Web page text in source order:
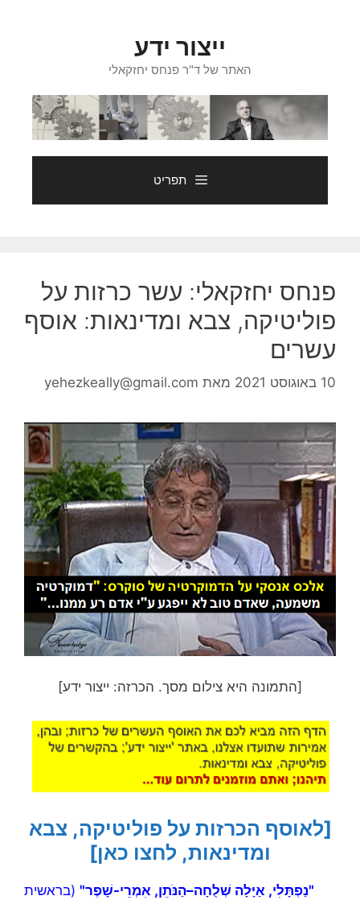
ייצור ידע
האתר של ד"ר פנחס יחזקאלי
תפריט
פנחס יחזקאלי: עשר כרזות על
פוליטיקה, צבא ומדינאות: אוסף
עשרים
10 באוגוסט 2021 מאת yehezkeally@gmail.com
[התמונה היא צילום מסך. הכרזה: ייצור ידע]
[לאוסף הכרזות על פוליטיקה, צבא
ומדינאות, לחצו כאן]
"נַפְתָּלִי, אַיָּלָה שְׁלֻחָה–הַנֹּתֵן, אִמְרֵי-שָׁפֶר" (בראשית